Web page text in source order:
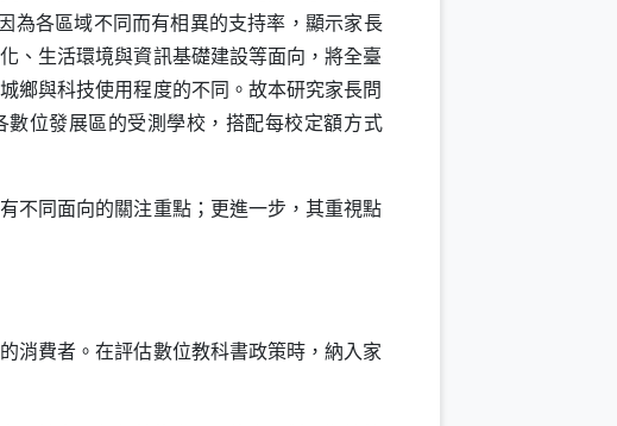
為各區域不同而有相異的支持率，顯示家長
、生活環境與資訊基礎建設等面向，將全臺
鄉與科技使用程度的不同。故本研究家長問
位發展區的受測學校，搭配每校定額方式
同面向的關注重點；更進一步，其重視點
費者。在評估數位教科書政策時，納入家